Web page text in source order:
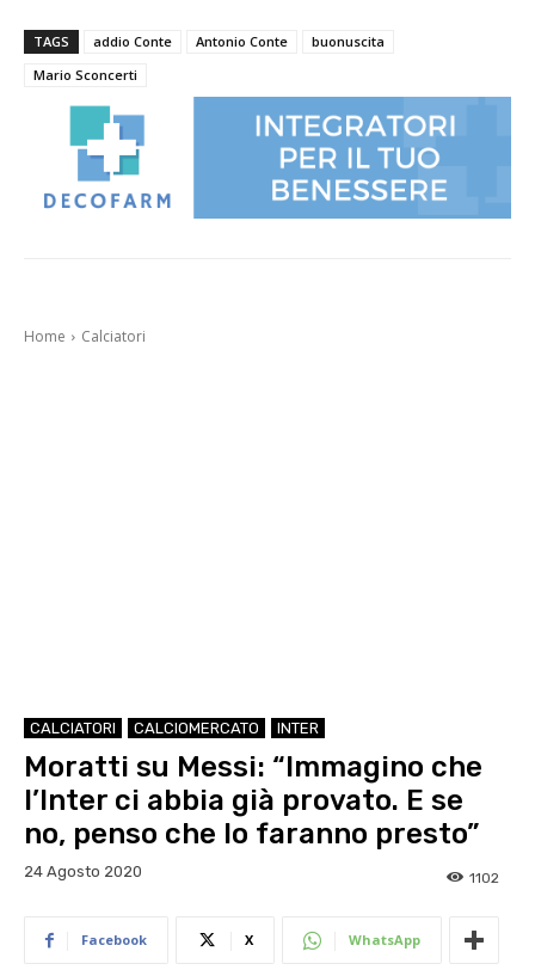
TAGS addio Conte Antonio Conte
buonuscita
Mario Sconcerti